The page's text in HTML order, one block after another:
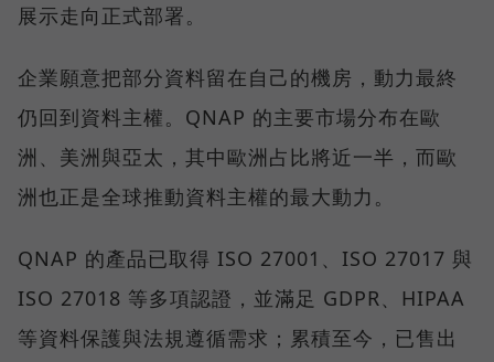
展示走向正式部署。
企業願意把部分資料留在自己的機房，動力最終
仍回到資料主權。QNAP 的主要市場分布在歐
洲、美洲與亞太，其中歐洲占比將近一半，而歐
洲也正是全球推動資料主權的最大動力。
QNAP 的產品已取得 ISO 27001、ISO 27017 與
ISO 27018 等多項認證，並滿足 GDPR、HIPAA
等資料保護與法規遵循需求；累積至今，已售出